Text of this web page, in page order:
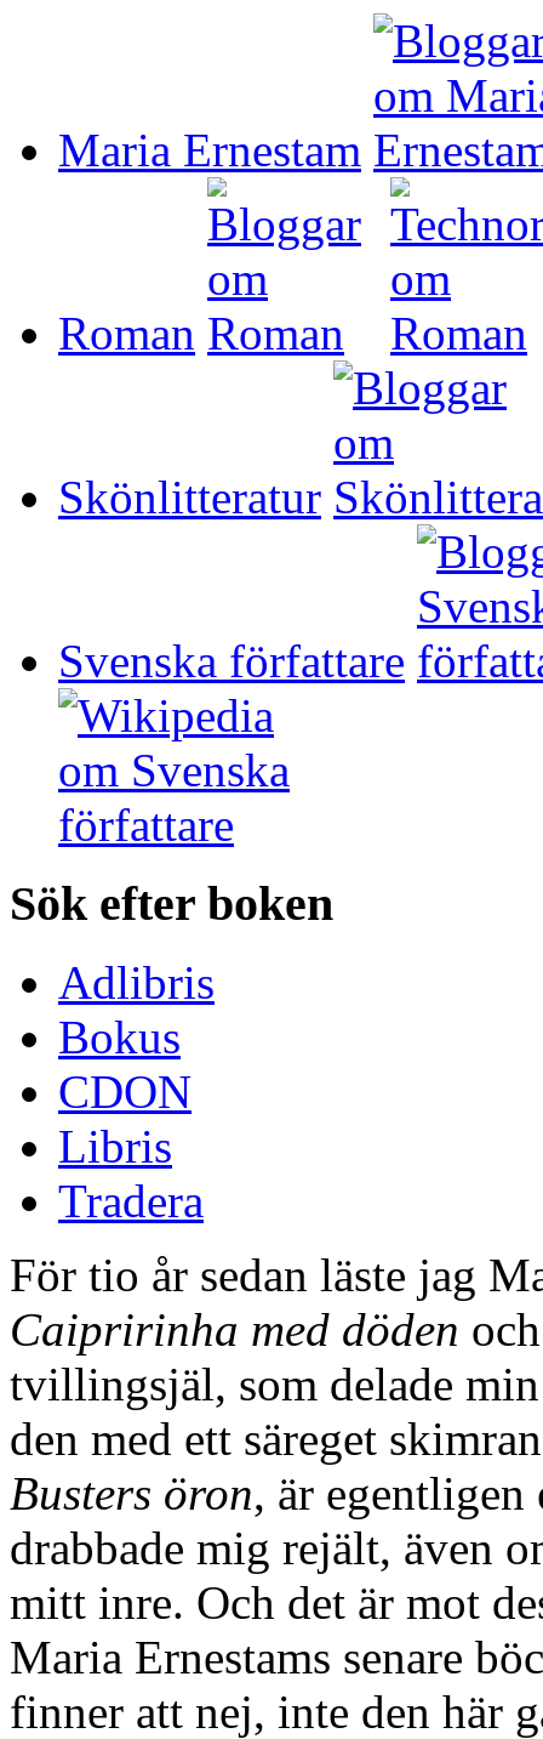
Maria Ernestam
Roman
Skönlitteratur
Svenska författare
Sök efter boken
Adlibris
Bokus
CDON
Libris
Tradera
För tio år sedan läste jag
Caipririnha med döden
tvillingsjäl, som delade
den med ett säreget
Busters öron, är egentligen
drabbade mig rejält, även
mitt inre. Och det är mot
Maria Ernestams senare
finner att nej, inte den här